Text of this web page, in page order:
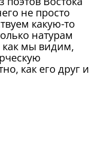
не просто
какую-то
натурам
как мы видим,
как его друг и